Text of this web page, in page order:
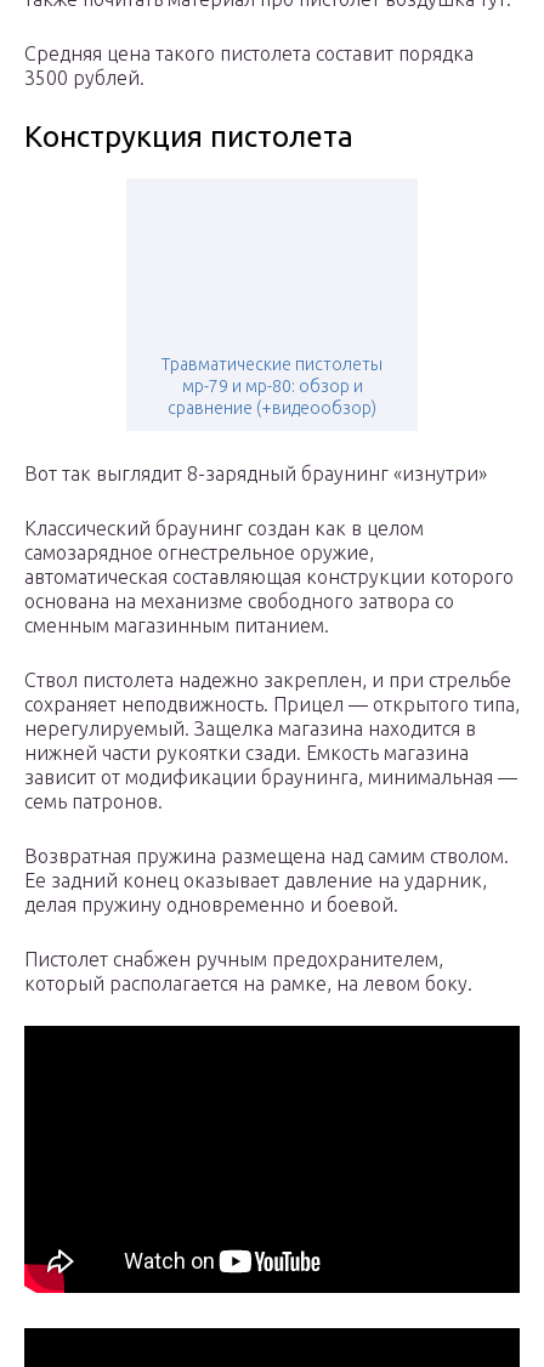
Средняя цена такого пистолета составит порядка
3500 рублей.
Конструкция пистолета
Травматические пистолеты
мр-79 и мр-80: обзор и
сравнение (+видеообзор)
Вот так выглядит 8-зарядный браунинг «изнутри»
Классический браунинг создан как в целом
самозарядное огнестрельное оружие,
автоматическая составляющая конструкции которого
основана на механизме свободного затвора со
сменным магазинным питанием.
Ствол пистолета надежно закреплен, и при стрельбе
сохраняет неподвижность. Прицел — открытого типа,
нерегулируемый. Защелка магазина находится в
нижней части рукоятки сзади. Емкость магазина
зависит от модификации браунинга, минимальная —
семь патронов.
Возвратная пружина размещена над самим стволом.
Ее задний конец оказывает давление на ударник,
делая пружину одновременно и боевой.
Пистолет снабжен ручным предохранителем,
который располагается на рамке, на левом боку.